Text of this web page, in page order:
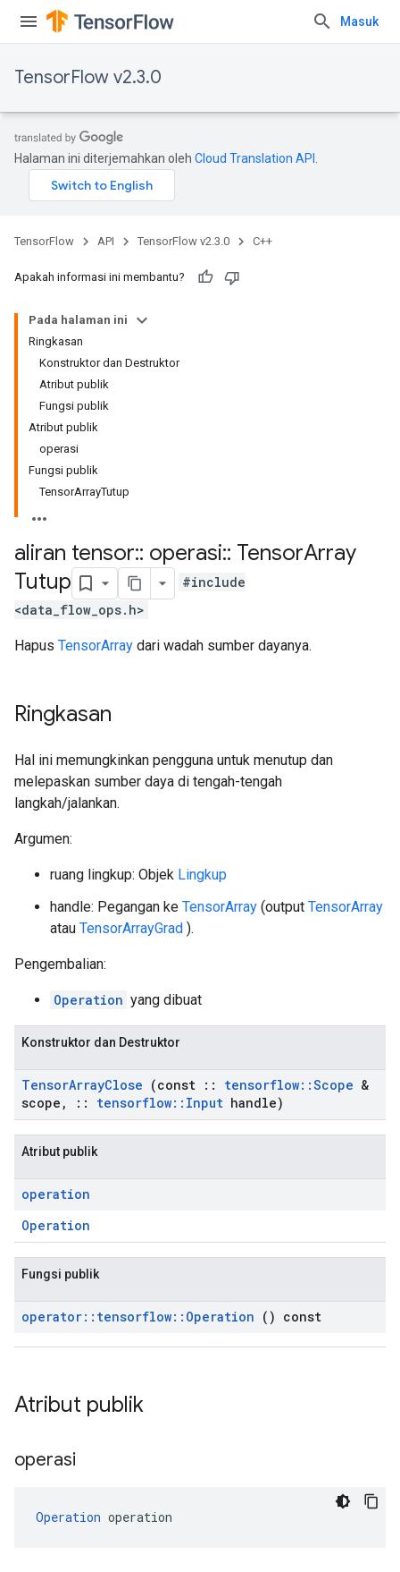
Masuk
TensorFlow v2.3.0
Halaman ini diterjemahkan oleh Cloud Translation API
TensorFlow API TensorFlow v2.3.0 C++
Apakah informasi ini membantu?
Pada halaman ini
Ringkasan
Konstruktor dan Destruktor
Atribut publik
Fungsi publik
Atribut publik
operasi
Fungsi publik
TensorArrayTutup
aliran tensor:: operasi:: TensorArray
Tutup
#include
<data_flow_ops.h>
Hapus TensorArray dari wadah sumber dayanya.
Ringkasan
Hal ini memungkinkan pengguna untuk menutup dan
melepaskan sumber daya di tengah-tengah
langkah/jalankan.
Argumen:
ruang lingkup: Objek Lingkup
handle: Pegangan ke TensorArray (output TensorArray
atau TensorArrayGrad ).
Pengembalian:
Operation yang dibuat
Konstruktor dan Destruktor
TensorArrayClose (const :: tensorflow::Scope &
scope , :: tensorflow:: Input handle)
Atribut publik
operation
Operation
Fungsi publik
operator:: tensorflow:: Operation () const
Atribut publik
operasi
Operation operation